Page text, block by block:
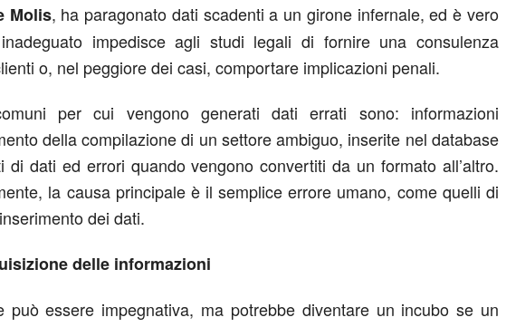
Molis, ha paragonato dati scadenti a un girone infernale, ed è vero
impedisce agli studi legali di fornire una consulenza
o, nel peggiore dei casi, comportare implicazioni penali.
per cui vengono generati dati errati sono: informazioni
della compilazione di un settore ambiguo, inserite nel database
di dati ed errori quando vengono convertiti da un formato all’altro.
la causa principale è il semplice errore umano, come quelli di
dei dati.
delle informazioni
può essere impegnativa, ma potrebbe diventare un incubo se un